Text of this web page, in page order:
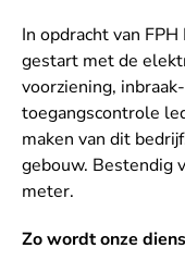
In opdracht van
gestart met de
voorziening,
toegangscontrole
maken van dit
gebouw. Bestendig
meter.
Zo wordt onze